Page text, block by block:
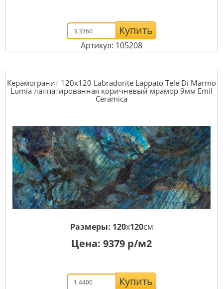
Купить
Артикул: 105208
Керамогранит 120x120 Labradorite Lappato Tele Di Marmo
Lumia лаппатированная коричневый мрамор 9мм Emil
Ceramica
Размеры: 120x120см
Цена: 9379 р/м2
Купить